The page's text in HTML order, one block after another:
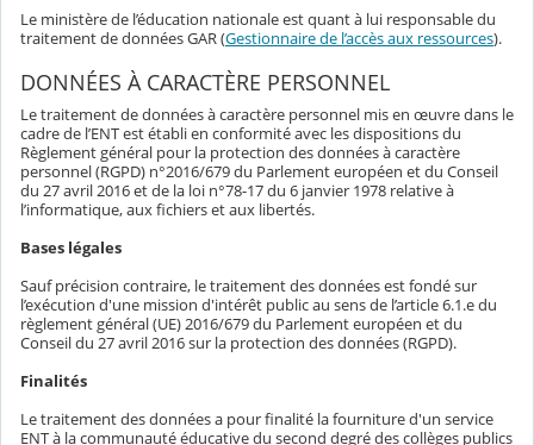
Le ministère de l’éducation nationale est quant à lui responsable du
traitement de données GAR (Gestionnaire de l’accès aux ressources).
DONNÉES À CARACTÈRE PERSONNEL
Le traitement de données à caractère personnel mis en œuvre dans le
cadre de l’ENT est établi en conformité avec les dispositions du
Règlement général pour la protection des données à caractère
personnel (RGPD) n°2016/679 du Parlement européen et du Conseil
du 27 avril 2016 et de la loi n°78-17 du 6 janvier 1978 relative à
l’informatique, aux fichiers et aux libertés.
Bases légales
Sauf précision contraire, le traitement des données est fondé sur
l’exécution d'une mission d'intérêt public au sens de l’article 6.1.e du
règlement général (UE) 2016/679 du Parlement européen et du
Conseil du 27 avril 2016 sur la protection des données (RGPD).
Finalités
Le traitement des données a pour finalité la fourniture d'un service
ENT à la communauté éducative du second degré des collèges publics